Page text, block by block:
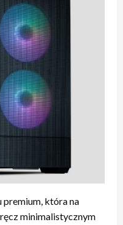
premium, która na
minimalistycznym